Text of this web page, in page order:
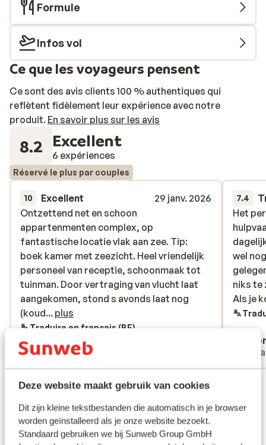
Deze website maakt gebruik van cookies
Dit zijn kleine tekstbestanden die automatisch in je browser
worden geïnstalleerd als je onze website bezoekt.
Standaard gebruiken we bij Sunweb Group GmbH
Formule
Infos vol
Ce que les voyageurs pensent
Ce sont des avis clients 100 % authentiques qui
reflètent fidèlement leur expérience avec notre
produit. En savoir plus sur les avis
8.2 Excellent
6 expériences
Réservé le plus par couples
10 Excellent
29 janv. 2026
Ontzettend net en schoon
appartenmenten complex, op
fantastische locatie vlak aan zee. Tip:
boek kamer met zeezicht. Heel vriendelijk
personeel van receptie, schoonmaak tot
tuinman. Door vertraging van vlucht laat
aangekomen, stond s avonds laat nog
(koude gerechten)diner voor ons klaar!! In
ieder geval HP boeken ivm ligging ten
opzichte van grotere plaatsen. Ontbijt en
diner prima en gevarieeerd.
Ontzettend net en schoon
appartenmenten complex, op
fantastische locatie vlak aan zee. Tip:
boek kamer met zeezicht. Heel vriendelijk
personeel van receptie, schoonmaak tot
tuinman. Door vertraging van vlucht laat
aangekomen, stond s avonds laat nog
(koud... plus
Traduire en français (BE)
Couples
7.4
Het
wel
niks te
Als je
aan
Het
wel
niks te
Als je
Voir toutes les 6 expériences
Emplacement